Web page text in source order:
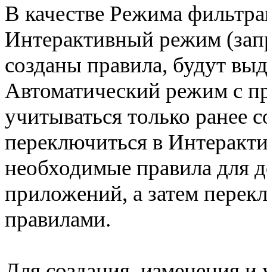
В качестве Режима
Интерактивный режим
созданы правила, будут
Автоматический режим с
учитываться только ранее
переключиться в
необходимые правила для
приложений, а затем
правилами.